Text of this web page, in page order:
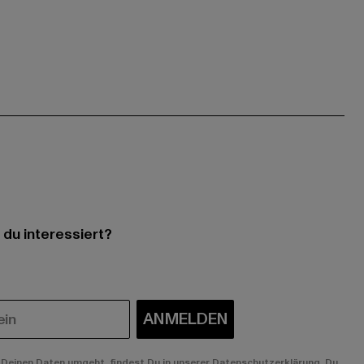
interessiert?
ANMELDEN